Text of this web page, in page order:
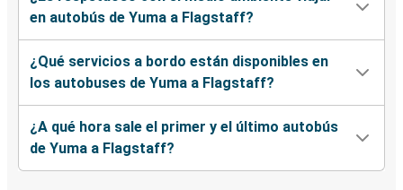
en autobús de Yuma a Flagstaff?
¿Qué servicios a bordo están disponibles en
los autobuses de Yuma a Flagstaff?
¿A qué hora sale el primer y el último autobús
de Yuma a Flagstaff?